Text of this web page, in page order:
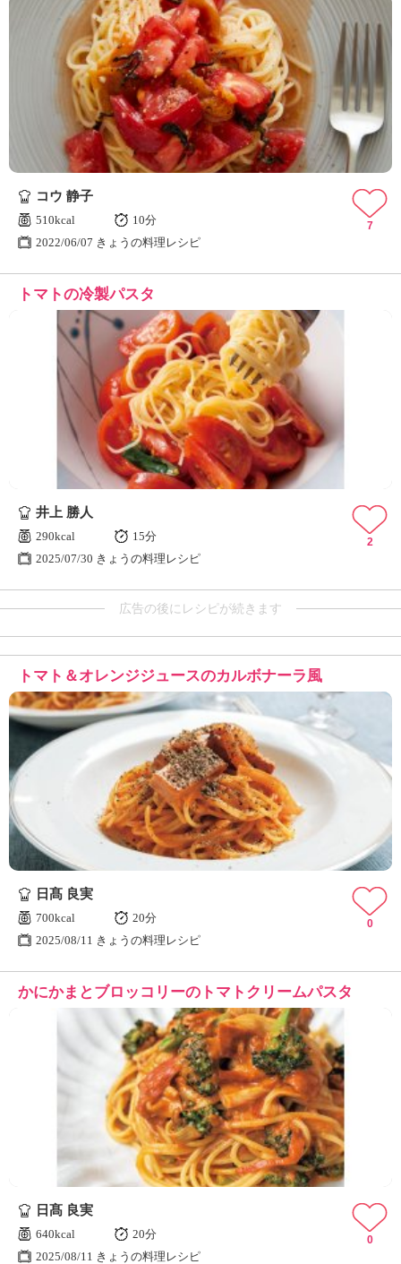
コウ 静子
510kcal
10分
2022/06/07 きょうの料理レシピ
7
トマトの冷製パスタ
井上 勝人
290kcal
15分
2025/07/30 きょうの料理レシピ
2
広告の後にレシピが続きます
トマト＆オレンジジュースのカルボナーラ風
日髙 良実
700kcal
20分
2025/08/11 きょうの料理レシピ
0
かにかまとブロッコリーのトマトクリームパスタ
日髙 良実
640kcal
20分
2025/08/11 きょうの料理レシピ
0